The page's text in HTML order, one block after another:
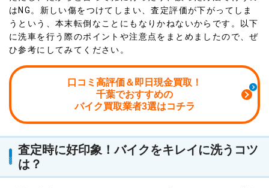
はNG。新しい傷をつけてしまい、査定評価が下がってしま
うという、本末転倒なことにもなりかねないからです。以下
に洗車を行う際のポイントや注意点をまとめましたので、ぜ
ひ参考にしてみてください。
口コミ高評価＆即日現金買取！
千葉でおすすめの
バイク買取業者3選はコチラ
査定時に好印象！バイクをキレイに洗うコツ
は？